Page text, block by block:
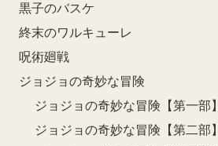
黒子のバスケ
終末のワルキューレ
呪術廻戦
ジョジョの奇妙な冒険
ジョジョの奇妙な冒険【第一部】
ジョジョの奇妙な冒険【第二部】